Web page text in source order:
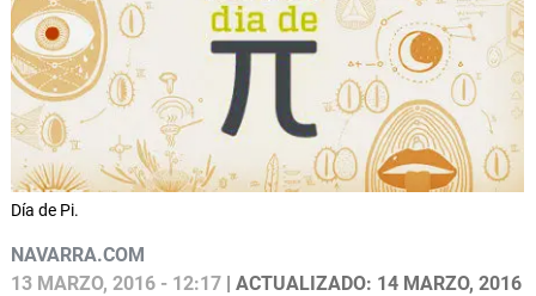
Día de Pi.
NAVARRA.COM
13 MARZO, 2016 - 12:17 | ACTUALIZADO: 14 MARZO, 2016